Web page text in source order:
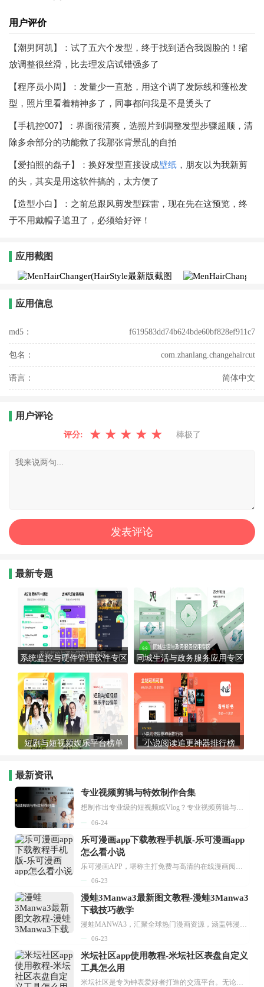
用户评价
【潮男阿凯】：试了五六个发型，终于找到适合我圆脸的！缩
放调整很丝滑，比去理发店试错强多了
【程序员小周】：发量少一直愁，用这个调了发际线和蓬松发
型，照片里看着精神多了，同事都问我是不是烫头了
【手机控007】：界面很清爽，选照片到调整发型步骤超顺，清
除多余部分的功能救了我那张背景乱的自拍
【爱拍照的磊子】：换好发型直接设成壁纸 ，朋友以为我新剪
的头，其实是用这软件搞的，太方便了
【造型小白】：之前总跟风剪发型踩雷，现在先在这预览，终
于不用戴帽子遮丑了，必须给好评！
应用截图
应用信息
md5： f619583dd74b624bde60bf828ef911c7
包名： com.zhanlang.changehaircut
语言： 简体中文
用户评论
评分: ★ ★ ★ ★ ★ 棒极了
最新专题
系统监控与硬件管理软件专区 同城生活与政务服务应用专区
短剧与短视频娱乐平台榜单 小说阅读追更神器排行榜
最新资讯
专业视频剪辑与特效制作合集
想制作出专业级的短视频或Vlog？专业视频剪辑与特效制作大全专题为你提供了从剪辑、抠像到特效包装的全套解决方案。无论是添加炫酷的片头、进行精准的视频抠图，还是制...
06-24
乐可漫画app下载教程手机版-乐可漫画app
怎么看小说
乐可漫画APP，堪称主打免费与高清的在线漫画阅读神器。其官方版提供海量完整版漫画资源，无论是国内漫画，还是日漫、韩漫、台漫、美漫等国外漫画，应有尽有，随时供你阅读。只需轻点一下，便能直接进入阅读界面。不仅如此，乐可漫画最新版本更新速度极快，在这里，你总能抢先看到全网一手漫画章节内容！...
06-23
漫蛙3Manwa3最新图文教程-漫蛙3Manwa3
下载技巧教学
漫蛙MANWA3，汇聚全球热门漫画资源，涵盖韩漫、欧美漫画、国漫等多种类型，题材丰富多样，全方位满足用户阅读喜好。它不仅是阅读平台，更是创作平台，为广大用户打造零门槛创作环境。...
06-23
米坛社区app使用教程-米坛社区表盘自定义
工具怎么用
米坛社区是专为钟表爱好者打造的交流平台。无论你是初涉钟表领域的普通爱好者，还是拥有多年收藏经验的资深玩家，都能在此找到属于自己的天地。 无需注册，就能轻松参与其中。通过专业的讨论论坛与丰富的交互功能，你可与世界各地的钟表爱好者畅快交流。若你钟情于钟表，米坛社区无疑是值得一试的理想之选。在这里，你能获取最新的手表资讯，交流见解，提升鉴赏品味，让每一块手表都成为收藏故事中重要的一部分。感兴趣的朋友，不要错过下载机会。...